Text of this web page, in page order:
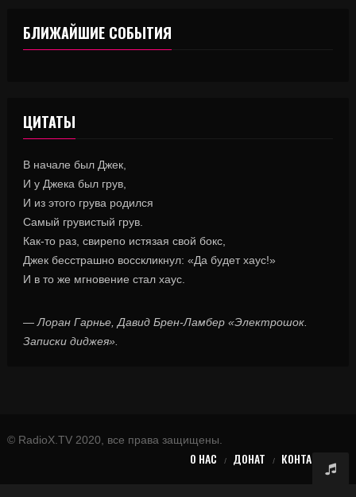
БЛИЖАЙШИЕ СОБЫТИЯ
ЦИТАТЫ
В начале был Джек,
И у Джека был грув,
И из этого грува родился
Самый грувистый грув.
Как-то раз, свирепо истязая свой бокс,
Джек бесстрашно восскликнул: «Да будет хаус!»
И в то же мгновение стал хаус.
— Лоран Гарнье, Давид Брен-Ламбер «Электрошок.
Записки диджея».
© RadioX.TV 2020, все права защищены.
О НАС ДОНАТ КОНТАКТЫ